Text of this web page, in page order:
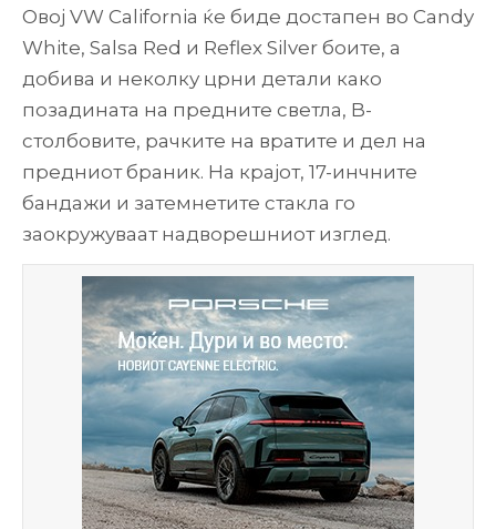
Овој VW California ќе биде достапен во Candy
White, Salsa Red и Reflex Silver боите, а
добива и неколку црни детали како
позадината на предните светла, B-
столбовите, рачките на вратите и дел на
предниот браник. На крајот, 17-инчните
бандажи и затемнетите стакла го
заокружуваат надворешниот изглед.